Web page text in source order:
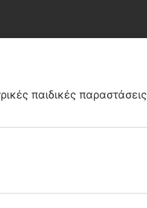
παιδικές παραστάσεις